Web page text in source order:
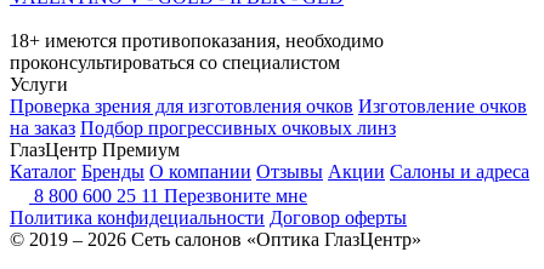
18+ имеются противопоказания, необходимо
проконсультироваться со специалистом
Услуги
Проверка зрения для изготовления очков Изготовление очков
на заказ Подбор прогрессивных очковых линз
ГлазЦентр Премиум
Каталог Бренды О компании Отзывы Акции Салоны и адреса
8 800 600 25 11 Перезвоните мне
Политика конфидециальности Договор оферты
© 2019 – 2026 Сеть салонов «Оптика ГлазЦентр»